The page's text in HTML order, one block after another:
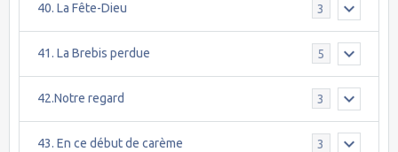
40. La Fête-Dieu 3
41. La Brebis perdue 5
42.Notre regard 3
43. En ce début de carème 3